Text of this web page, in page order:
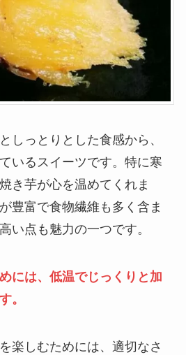
しっとりとした食感から、
いるスイーツです。特に寒
き芋が心を温めてくれま
豊富で食物繊維も多く含ま
い点も魅力の一つです。
には、低温でじっくりと加
。
楽しむためには、適切なさ